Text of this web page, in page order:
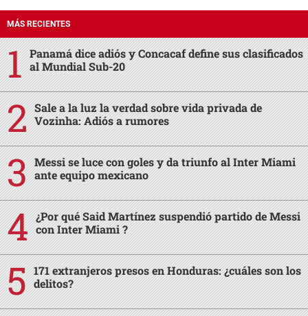
MÁS RECIENTES
Panamá dice adiós y Concacaf define sus clasificados
al Mundial Sub-20
Sale a la luz la verdad sobre vida privada de
Vozinha: Adiós a rumores
Messi se luce con goles y da triunfo al Inter Miami
ante equipo mexicano
¿Por qué Said Martínez suspendió partido de Messi
con Inter Miami ?
171 extranjeros presos en Honduras: ¿cuáles son los
delitos?